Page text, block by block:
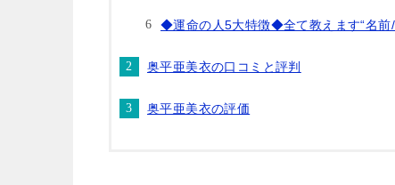
◆運命の人5大特徴◆全て教えます“名
奥平亜美衣の口コミと評判
奥平亜美衣の評価